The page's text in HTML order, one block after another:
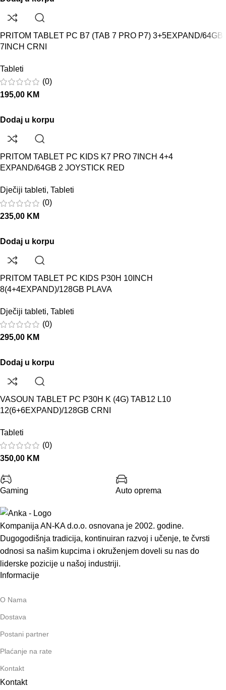
PRITOM TABLET PC B7 (TAB 7 PRO P7) 3+5EXPAND/64GB
7INCH CRNI
Tableti
(0)
195,00 KM
Dodaj u korpu
PRITOM TABLET PC KIDS K7 PRO 7INCH 4+4
EXPAND/64GB 2 JOYSTICK RED
Dječiji tableti, Tableti
(0)
235,00 KM
Dodaj u korpu
PRITOM TABLET PC KIDS P30H 10INCH
8(4+4EXPAND)/128GB PLAVA
Dječiji tableti, Tableti
(0)
295,00 KM
Dodaj u korpu
VASOUN TABLET PC P30H K (4G) TAB12 L10
12(6+6EXPAND)/128GB CRNI
Tableti
(0)
350,00 KM
Gaming Auto oprema
Kompanija AN-KA d.o.o. osnovana je 2002. godine.
Dugogodišnja tradicija, kontinuiran razvoj i učenje, te čvrsti
odnosi sa našim kupcima i okruženjem doveli su nas do
liderske pozicije u našoj industriji.
Informacije
O Nama
Dostava
Postani partner
Plaćanje na rate
Kontakt
Kontakt